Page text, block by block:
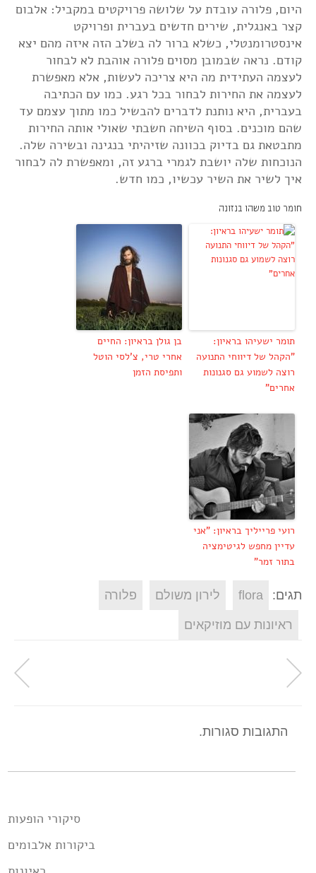
היום, פלורה עובדת על שלושה פרויקטים במקביל: אלבום
קצר באנגלית, שירים חדשים בעברית ופרויקט
אינסטרומנטלי, כשלא ברור לה בשלב הזה איזה מהם יצא
קודם. נראה שבמובן מסוים פלורה אוהבת לא לבחור
לעצמה העתידית מה היא צריכה לעשות, אלא מאפשרת
לעצמה את החירות לבחור בכל רגע. כמו עם הכתיבה
בעברית, היא נותנת לדברים להבשיל כמו מתוך עצמם עד
שהם מוכנים. בסוף השיחה חשבתי שאולי אותה החירות
מתבטאת גם בדיוק בכוונה שזיהיתי בנגינה ובשירה שלה.
הנוכחות שלה יושבת לגמרי ברגע זה, ומאפשרת לה לבחור
איך לשיר את השיר עכשיו, כמו חדש.
חומר טוב משהו בנזונה
תומר ישעיהו בראיון:
"הקהל של דיווחי התנועה
רוצה לשמוע גם סגנונות
אחרים"
בן גולן בראיון: החיים
אחרי טרי, צ'לסי הוטל
ותפיסת הזמן
רועי פרייליך בראיון: "אני
עדיין מחפש לגיטימציה
בתור זמר"
תגים: flora לירון משולם פלורה
ראיונות עם מוזיקאים
התגובות סגורות.
סיקורי הופעות
ביקורות אלבומים